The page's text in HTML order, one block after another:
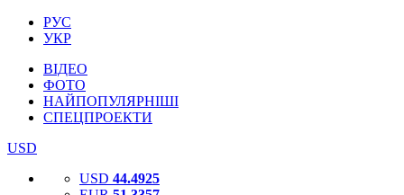
РУС
УКР
ВІДЕО
ФОТО
НАЙПОПУЛЯРНІШІ
СПЕЦПРОЕКТИ
USD
USD 44.4925